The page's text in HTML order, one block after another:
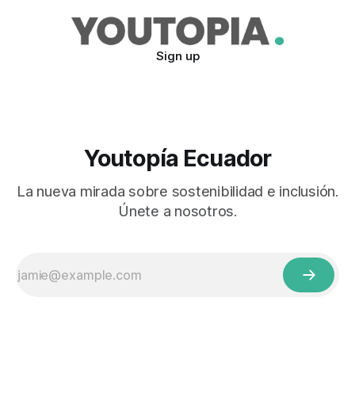
Sign up
Youtopía Ecuador
La nueva mirada sobre sostenibilidad e inclusión.
Únete a nosotros.